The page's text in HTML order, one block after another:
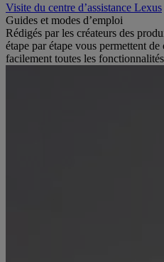
Visite du centre d’assistance Lexus
Guides et modes d’emploi
Rédigés par les créateurs des
étape par étape vous permettent
facilement toutes les